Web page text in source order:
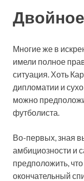
Многие же в
имели полное
ситуация. Хоть
дипломатии и
можно
футболиста.
Во-первых, зная
амбициозности и
предположить,
окончательный